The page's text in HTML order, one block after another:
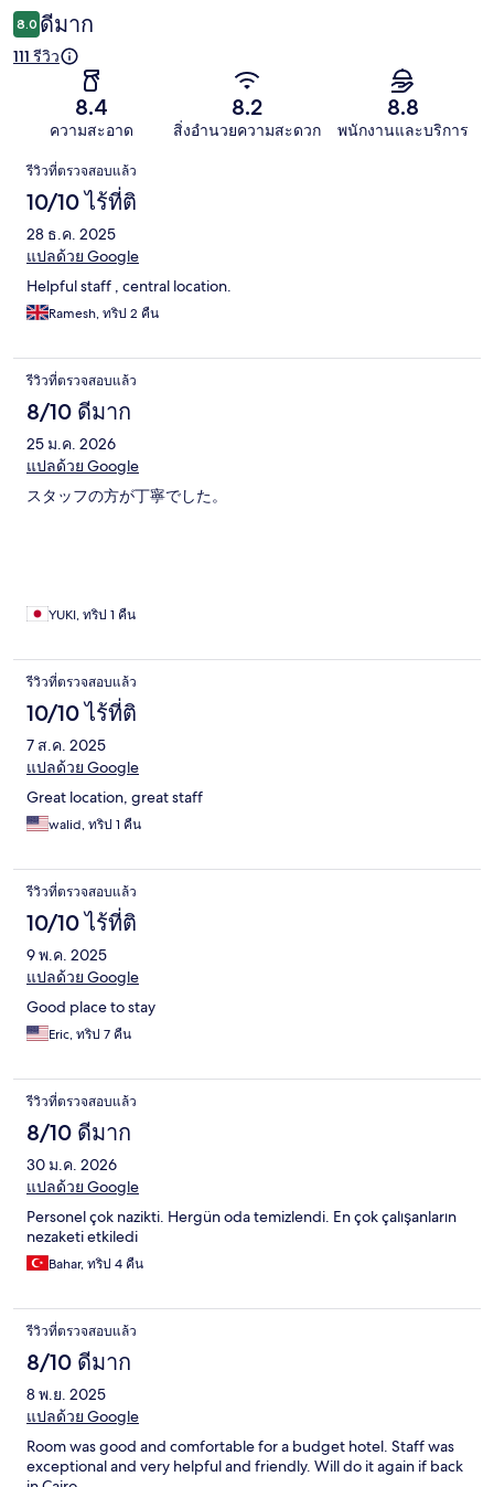
8.0 ดีมาก
111 รีวิว
8.4
ความสะอาด
8.2
สิ่งอำนวยความสะดวก
8.8
พนักงานและบริการ
รีวิว
รีวิวที่ตรวจสอบแล้ว
10/10 ไร้ที่ติ
28 ธ.ค. 2025
แปลด้วย Google
Helpful staff , central location.
Ramesh, ทริป 2 คืน
รีวิวที่ตรวจสอบแล้ว
8/10 ดีมาก
25 ม.ค. 2026
แปลด้วย Google
スタッフの方が丁寧でした。
YUKI, ทริป 1 คืน
รีวิวที่ตรวจสอบแล้ว
10/10 ไร้ที่ติ
7 ส.ค. 2025
แปลด้วย Google
Great location, great staff
walid, ทริป 1 คืน
รีวิวที่ตรวจสอบแล้ว
10/10 ไร้ที่ติ
9 พ.ค. 2025
แปลด้วย Google
Good place to stay
Eric, ทริป 7 คืน
รีวิวที่ตรวจสอบแล้ว
8/10 ดีมาก
30 ม.ค. 2026
แปลด้วย Google
Personel çok nazikti. Hergün oda temizlendi. En çok çalışanların
nezaketi etkiledi
Bahar, ทริป 4 คืน
รีวิวที่ตรวจสอบแล้ว
8/10 ดีมาก
8 พ.ย. 2025
แปลด้วย Google
Room was good and comfortable for a budget hotel. Staff was
exceptional and very helpful and friendly. Will do it again if back